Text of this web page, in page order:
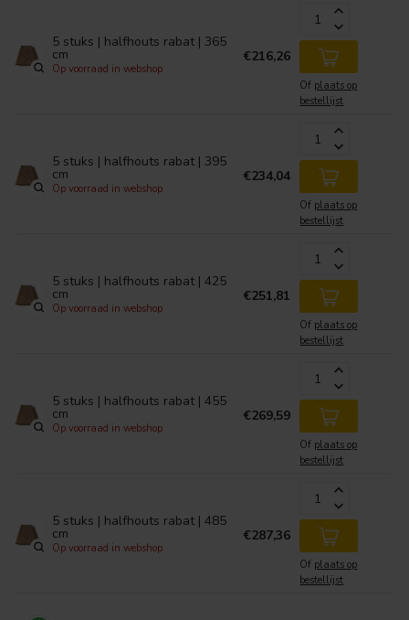
5 stuks | halfhouts rabat | 365
cm
Op voorraad in webshop
€216,26
Of plaats op
bestellijst
5 stuks | halfhouts rabat | 395
cm
Op voorraad in webshop
€234,04
Of plaats op
bestellijst
5 stuks | halfhouts rabat | 425
cm
Op voorraad in webshop
€251,81
Of plaats op
bestellijst
5 stuks | halfhouts rabat | 455
cm
Op voorraad in webshop
€269,59
Of plaats op
bestellijst
5 stuks | halfhouts rabat | 485
cm
Op voorraad in webshop
€287,36
Of plaats op
bestellijst